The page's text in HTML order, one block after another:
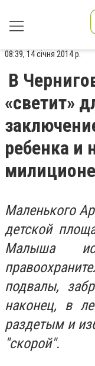
08:39, 14 січня 2014 р.
В
«светит»
ребенка и
Маленького
детской
Малыша
подвалы,
наконец, в
раздетым и
"скорой".